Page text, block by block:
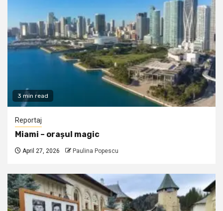
3 min read
Reportaj
Miami – orașul magic
April 27, 2026 Paulina Popescu